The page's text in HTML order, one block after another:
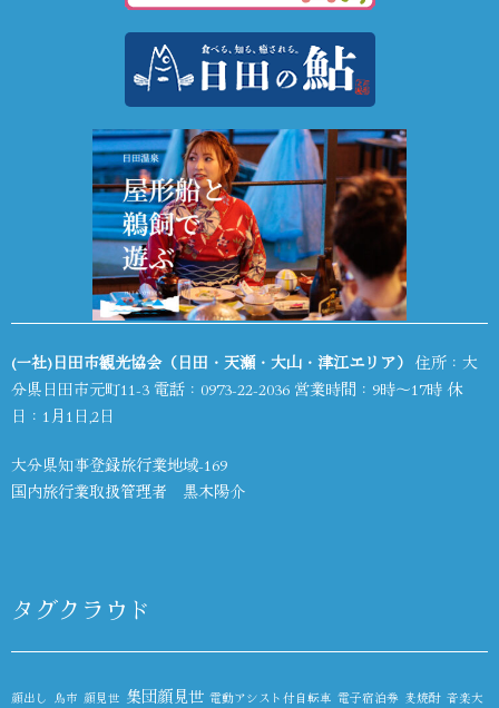
(一社)日田市観光協会（日田・天瀬・大山・津江エリア） 住所：大
分県日田市元町11-3 電話： 0973-22-2036 営業時間：9時～17時 休
日：1月1日,2日
大分県知事登録旅行業地域-169
国内旅行業取扱管理者 黒木陽介
タグクラウド
顔出し 鳥市 顔見世 集団顔見世 電動アシスト付自転車 電子宿泊券 麦焼酎 音楽大